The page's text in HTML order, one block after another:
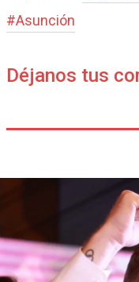
#Asunción
Déjanos tus